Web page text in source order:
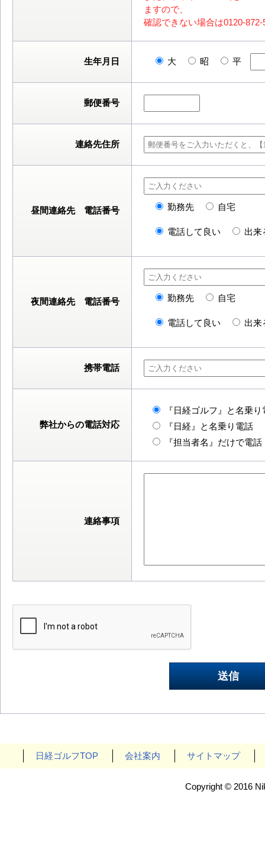
ますので、
確認できない場合は0120-
生年月日 大 昭 平
郵便番号
連絡先住所
昼間連絡先 電話番号 勤務先 自宅
電話して良い 出来
夜間連絡先 電話番号 勤務先 自宅
電話して良い 出来
携帯電話
弊社からの電話対応
『日経ゴルフ』と名乗り
『日経』と名乗り電話
『担当者名』だけで電話
連絡事項
日経ゴルフTOP 会社案内 サイトマップ
Copyright © 2016